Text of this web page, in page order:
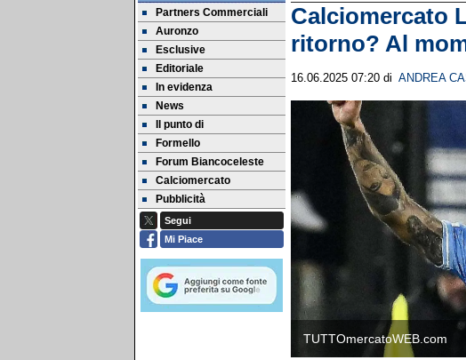
Partners Commerciali
Auronzo
Esclusive
Editoriale
In evidenza
News
Il punto di
Formello
Forum Biancoceleste
Calciomercato
Pubblicità
Segui
Mi Piace
Calciomercato
ritorno? Al
16.06.2025 07:20 di ANDREA
TUTTOmercatoWEB.com